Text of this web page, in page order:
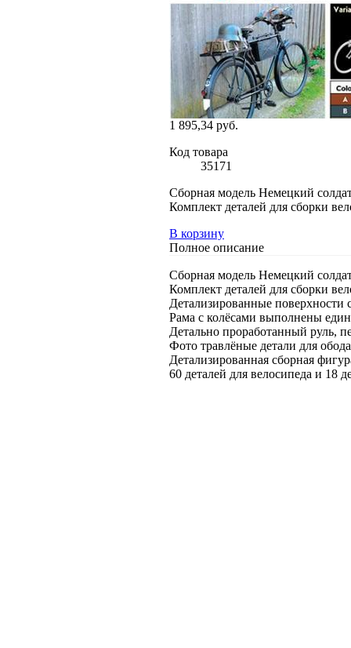
1 895,34 руб.
Код товара
35171
Сборная модель Немецкий
Комплект деталей для сборки
В корзину
Полное описание
Сборная модель Немецкий
Комплект деталей для сборки
Детализированные поверхности
Рама с колёсами выполнены
Детально проработанный руль,
Фото травлёные детали для
Детализированная сборная
60 деталей для велосипеда и 18